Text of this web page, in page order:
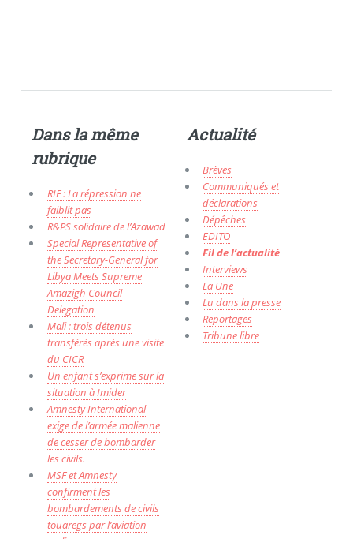
Dans la même
rubrique
RIF : La répression ne
faiblit pas
R&PS solidaire de l’Azawad
Special Representative of
the Secretary-General for
Libya Meets Supreme
Amazigh Council
Delegation
Mali : trois détenus
transférés après une visite
du CICR
Un enfant s’exprime sur la
situation à Imider
Amnesty International
exige de l’armée malienne
de cesser de bombarder
les civils.
MSF et Amnesty
confirment les
bombardements de civils
touaregs par l’aviation
Actualité
Brèves
Communiqués et
déclarations
Dépêches
EDITO
Fil de l’actualité
Interviews
La Une
Lu dans la presse
Reportages
Tribune libre